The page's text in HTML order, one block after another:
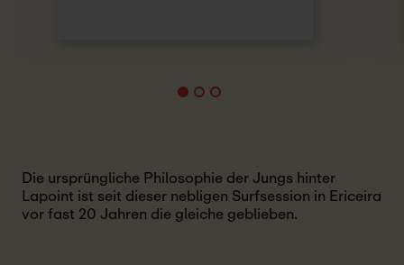
Die ursprüngliche Philosophie der Jungs hinter
Lapoint ist seit dieser nebligen Surfsession in Ericeira
vor fast 20 Jahren die gleiche geblieben.